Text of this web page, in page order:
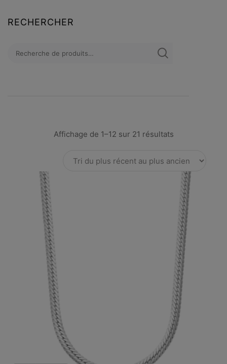
RECHERCHER
Affichage de 1–12 sur 21 résultats